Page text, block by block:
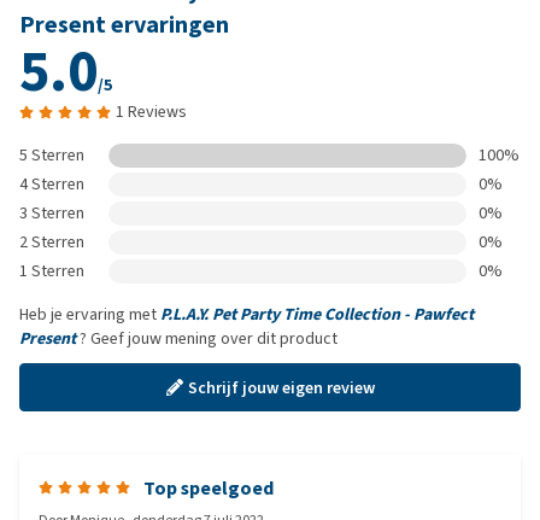
Present ervaringen
5.0/5
1 Reviews
5 Sterren
100%
4 Sterren
0%
3 Sterren
0%
2 Sterren
0%
1 Sterren
0%
Heb je ervaring met P.L.A.Y. Pet Party Time Collection - Pawfect
Present? Geef jouw mening over dit product
Schrijf jouw eigen review
Top speelgoed